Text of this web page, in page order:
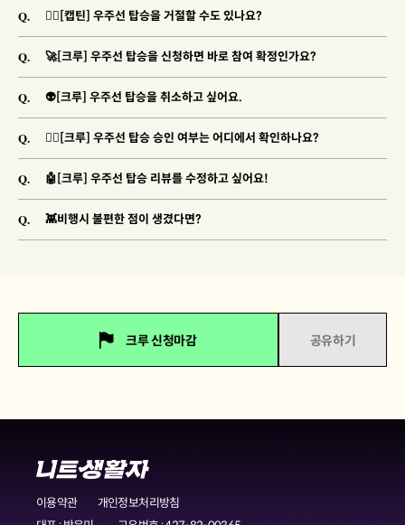
Q. 🐱‍👓[캡틴] 우주선 탑승을 거절할 수도 있나요?
Q. 🚀[크루] 우주선 탑승을 신청하면 바로 참여 확정인가요?
Q. 👽[크루] 우주선 탑승을 취소하고 싶어요.
Q. 🐱‍🚀[크루] 우주선 탑승 승인 여부는 어디에서 확인하나요?
Q. 🤖[크루] 우주선 탑승 리뷰를 수정하고 싶어요!
Q. 👾비행시 불편한 점이 생겼다면?
크루 신청마감 공유하기
이용약관
개인정보처리방침